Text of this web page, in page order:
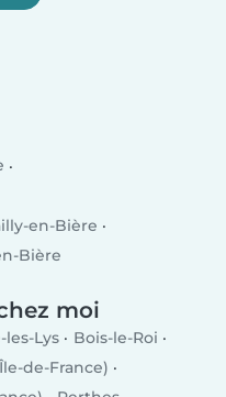
en-Bière
Bière
moi
Lys
Bois-le-Roi
de-France)